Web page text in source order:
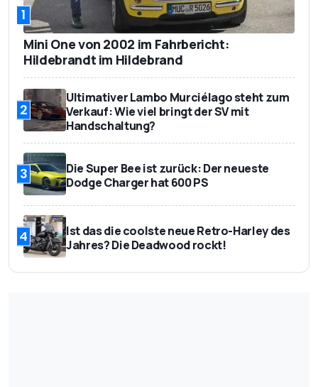
1
Mini One von 2002 im Fahrbericht:
Hildebrandt im Hildebrand
2
Ultimativer Lambo Murciélago steht zum
Verkauf: Wie viel bringt der SV mit
Handschaltung?
3
Die Super Bee ist zurück: Der neueste
Dodge Charger hat 600 PS
4
Ist das die coolste neue Retro-Harley des
Jahres? Die Deadwood rockt!